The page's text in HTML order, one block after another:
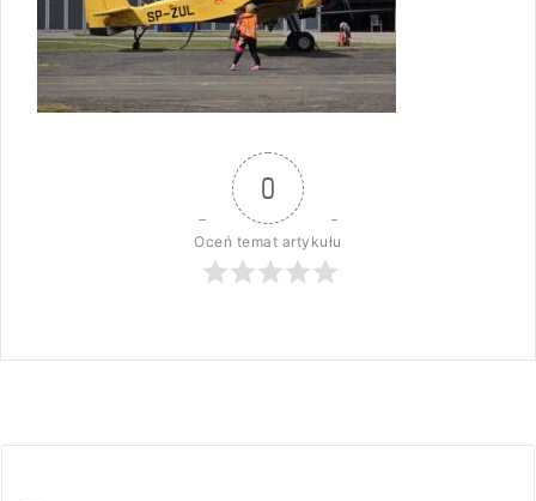
0
Oceń temat artykułu